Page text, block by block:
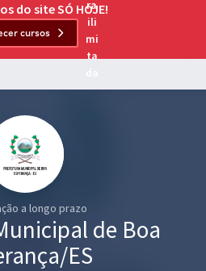
para as principais
do site SÓ HOJE!
cursos
a longo prazo
de Boa
ES